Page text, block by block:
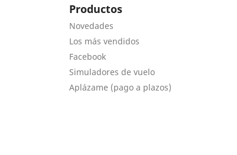
Productos
Novedades
Los más vendidos
Facebook
Simuladores de vuelo
Aplázame (pago a plazos)